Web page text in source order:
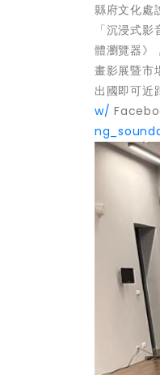
縣府文化處
「沉浸式
體瀏覽器》
畫影展暨市
出國即可近
w/